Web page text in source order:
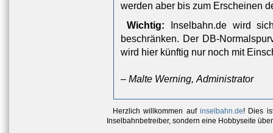
werden aber bis zum Erscheinen
Wichtig: Inselbahn.de wird
beschränken. Der DB-
wird hier künftig nur noch mit
– Malte Werning, Administrator
Herzlich willkommen auf inselbahn.de! Dies
Inselbahnbetreiber, sondern eine Hobbyseite